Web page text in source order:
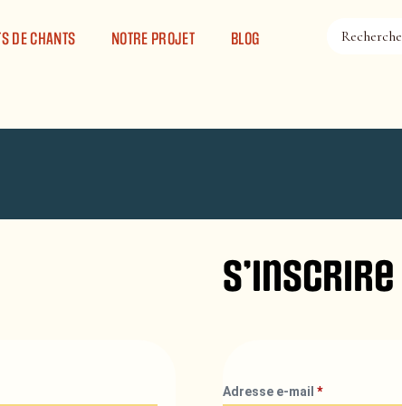
DE CHANTS NOTRE PROJET BLOG
S’inscrire
Adresse e-mail*